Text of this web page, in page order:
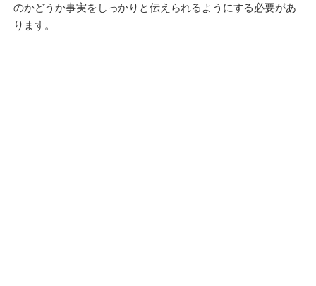
のかどうか事実をしっかりと伝えられるようにする必要があ
ります。